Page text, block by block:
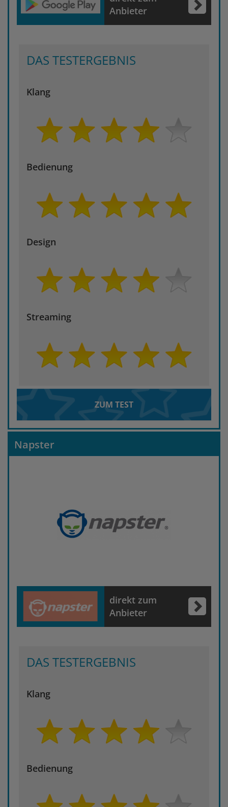
Anbieter
DAS TESTERGEBNIS
Klang
Bedienung
Design
Streaming
ZUM TEST
Napster
direkt zum
Anbieter
DAS TESTERGEBNIS
Klang
Bedienung